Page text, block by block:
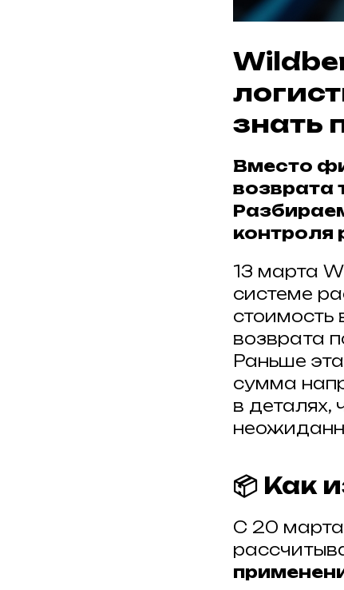
знать
Вместо
возврата
контроля
13 марта
системе
стоимость
возврата
Раньше
сумма
в деталях,
📦 Как
С 20 марта